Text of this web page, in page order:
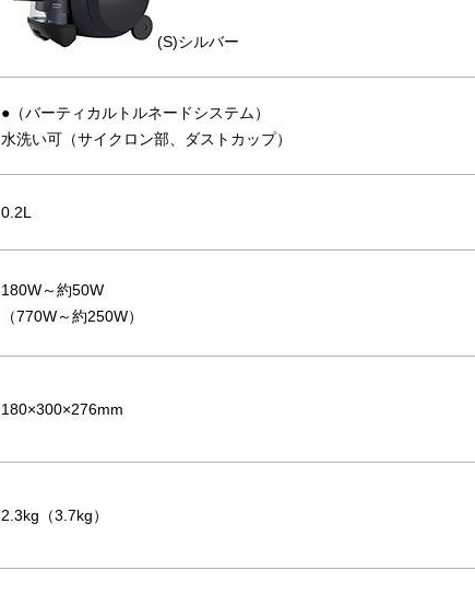
(S)シルバー
●（バーティカルトルネードシステム）
水洗い可（サイクロン部、ダストカップ）
0.2L
180W～約50W
（770W～約250W）
180×300×276mm
2.3kg（3.7kg）